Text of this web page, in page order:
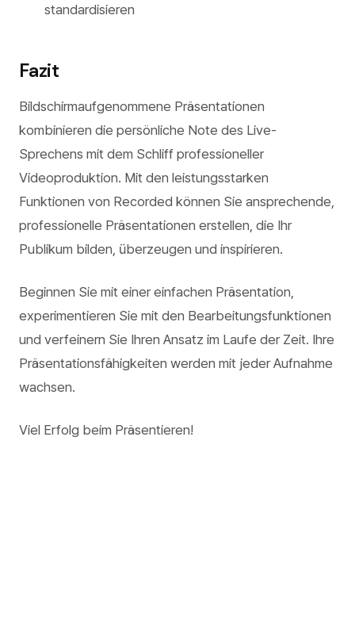
standardisieren
Fazit
Bildschirmaufgenommene Präsentationen
kombinieren die persönliche Note des Live-
Sprechens mit dem Schliff professioneller
Videoproduktion. Mit den leistungsstarken
Funktionen von Recorded können Sie ansprechende,
professionelle Präsentationen erstellen, die Ihr
Publikum bilden, überzeugen und inspirieren.
Beginnen Sie mit einer einfachen Präsentation,
experimentieren Sie mit den Bearbeitungsfunktionen
und verfeinern Sie Ihren Ansatz im Laufe der Zeit. Ihre
Präsentationsfähigkeiten werden mit jeder Aufnahme
wachsen.
Viel Erfolg beim Präsentieren!